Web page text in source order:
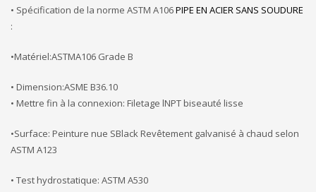
• Spécification de la norme ASTM A106PIPE EN ACIER SANS SOUDURE
:
•Matériel:ASTMA106 Grade B
• Dimension:ASME B36.10
• Mettre fin à la connexion: Filetage lNPT biseauté lisse
•Surface: Peinture nue SBlack Revêtement galvanisé à chaud selon
ASTM A123
• Test hydrostatique: ASTM A530